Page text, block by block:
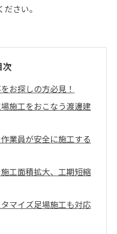
さい。
次
お探しの方必見！
施工をおこなう渡邊建
業員が安全に施工する
工面積拡大、工期短縮
マイズ足場施工も対応